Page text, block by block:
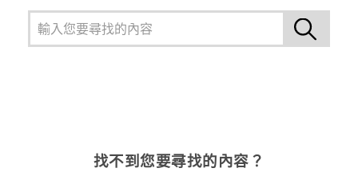
找不到您要尋找的內容？